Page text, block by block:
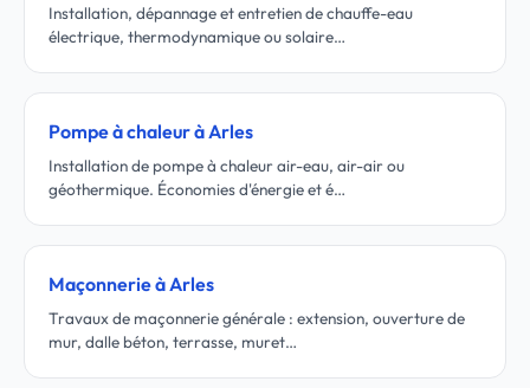
Installation, dépannage et entretien de chauffe-eau
électrique, thermodynamique ou solaire…
Pompe à chaleur à Arles
Installation de pompe à chaleur air-eau, air-air ou
géothermique. Économies d'énergie et é…
Maçonnerie à Arles
Travaux de maçonnerie générale : extension, ouverture de
mur, dalle béton, terrasse, muret…